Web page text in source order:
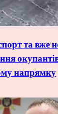
та вже
напрямку